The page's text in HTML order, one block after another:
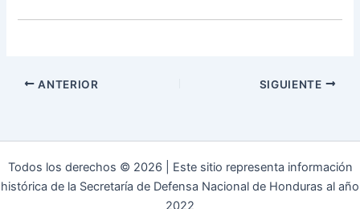
ANTERIOR SIGUIENTE
Todos los derechos © 2026 | Este sitio representa información
histórica de la Secretaría de Defensa Nacional de Honduras al año
2022